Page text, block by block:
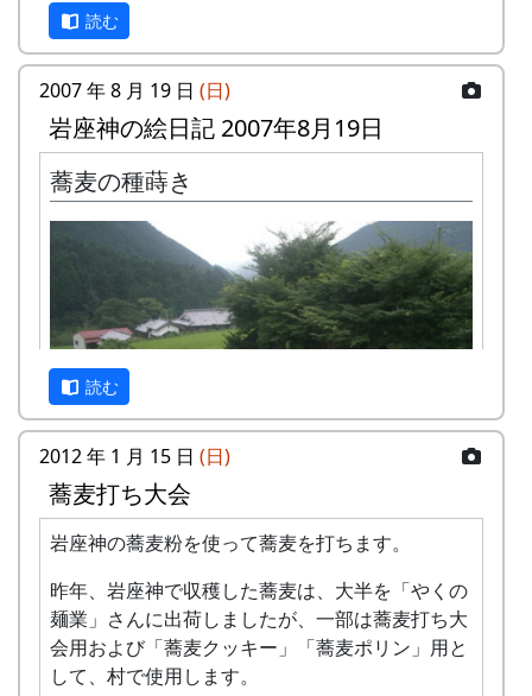
約二週間にわたって送風だけで乾燥させてきた蕎
麦の実を選別して出荷する作業を行った。
スレッシャで脱穀して乾燥機に入れた蕎麦の実
は、蕎麦の茎や雑草がいっぱい混じっている。
そういう大きなゴミを、最初に手作業で篩(ふる
い)にかけて取り除く。そして、唐箕(とうみ)にか
けて、細かいゴミや入りの悪い実を風で吹き飛ば
す。最後に、選別機にかけて砂や小石を取り除
き、計量して袋に詰める。
写真では、一番手前に選別機が見える。これは、
かつて米の選別に使われていたものだ。二重胴に
なっていて、中のドラムがモーターで回転する。
その奥に見える唐箕は、これも昔は米の選別に使
われていたものだが、もっと古いもので、手で羽
根を回して風を起すものだ。モーターで回すよう
読む
2007 年 8 月 19 日 (日)
岩座神の絵日記 2007年8月19日
蕎麦の種蒔き
蒔種機をつけたトラクターが二台、手押しの種蒔
き機が四台。手分けして作業をする。
読む
2012 年 1 月 15 日 (日)
蕎麦打ち大会
岩座神の蕎麦粉を使って蕎麦を打ちます。
昨年、岩座神で収穫した蕎麦は、大半を「やくの
麺業」さんに出荷しましたが、一部は蕎麦打ち大
会用および「蕎麦クッキー」「蕎麦ポリン」用と
して、村で使用します。